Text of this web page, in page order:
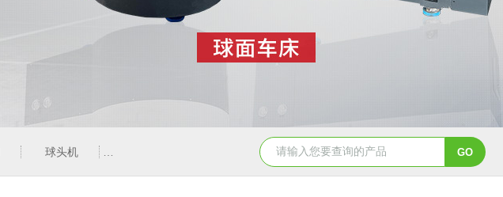
球头机 SDM25-03I/T6004I/T100-04I /T170-04I双端